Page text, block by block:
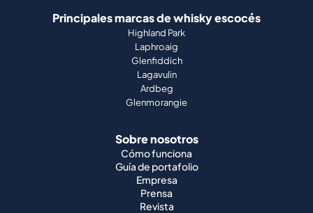
Principales marcas de whisky escocés
Highland Park
Laphroaig
Glenfiddich
Lagavulin
Ardbeg
Glenmorangie
Sobre nosotros
Cómo funciona
Guía de portafolio
Empresa
Prensa
Revista